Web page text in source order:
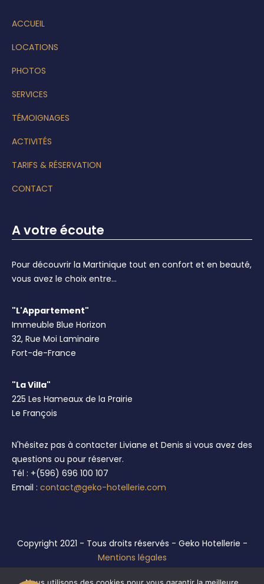
ACCUEIL
LOCATIONS
PHOTOS
SERVICES
TÉMOIGNAGES
ACTIVITÉS
TARIFS & RÉSERVATION
CONTACT
A votre écoute
Pour découvrir la Martinique tout en confort et en beauté,
vous avez le choix entre...
"L'Appartement"
Immeuble Blue Horizon
32, Rue Moi Laminaire
Fort-de-France
"La Villa"
225 Les Hameaux de la Prairie
Le François
N'hésitez pas à contacter Liviane et Denis si vous avez des
questions ou pour réserver.
Tél : +(596) 696 100 107
Email : contact@geko-hotellerie.com
Copyright 2021 - Tous droits réservés - Geko Hotellerie -
Mentions légales
Réalisation : Anthellia Conseil